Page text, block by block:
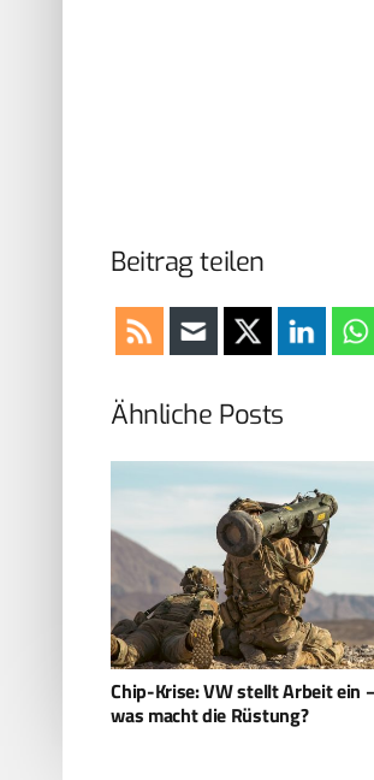
Beitrag teilen
Ähnliche Posts
Rheinmetall: Bundeswehr
30-mm-Munition für Puma